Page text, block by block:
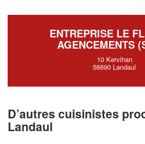
ENTREPRISE LE
AGENCEMENTS
10 Kervihan
56690 Landaul
D’autres cuisinistes
Landaul